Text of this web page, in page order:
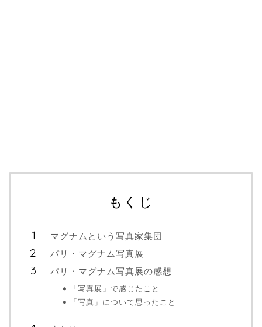
もくじ
マグナムという写真家集団
パリ・マグナム写真展
パリ・マグナム写真展の感想
「写真展」で感じたこと
「写真」について思ったこと